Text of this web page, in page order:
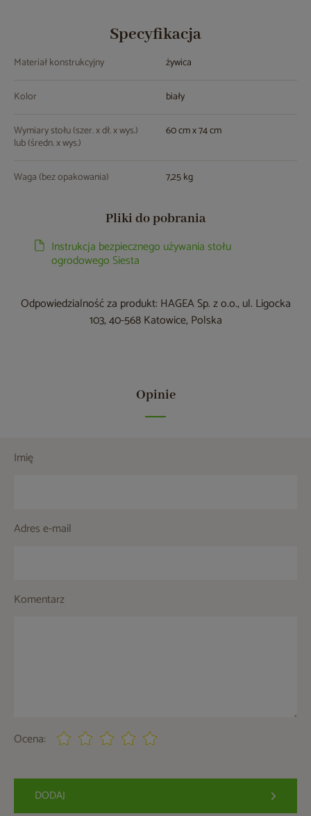
Specyfikacja
Materiał konstrukcyjny żywica
Kolor biały
Wymiary stołu (szer. x dł. x wys.)
lub (średn. x wys.)
60 cm x 74 cm
Waga (bez opakowania) 7,25 kg
Pliki do pobrania
Instrukcja bezpiecznego używania stołu
ogrodowego Siesta
Odpowiedzialność za produkt: HAGEA Sp. z o.o., ul. Ligocka
103, 40-568 Katowice, Polska
Opinie
Imię
Adres e-mail
Komentarz
Ocena:
DODAJ